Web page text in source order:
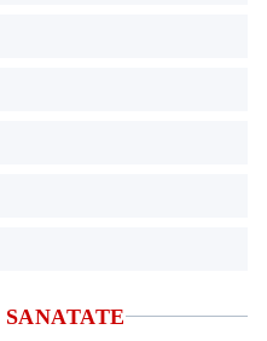
SANATATE